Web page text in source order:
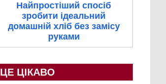
Найпростіший спосіб
зробити ідеальний
домашній хліб без замісу
руками
ЦЕ ЦІКАВО